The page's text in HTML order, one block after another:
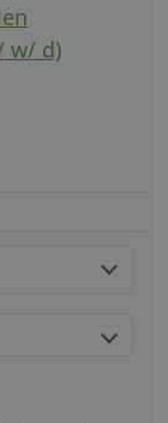
w/ d)